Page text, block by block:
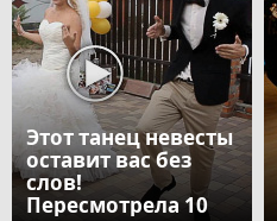
Этот танец невесты
оставит вас без
слов!
Пересмотрела 10